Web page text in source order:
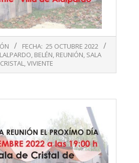
FECHA: 25 OCTUBRE 2022
, BELÉN, REUNIÓN, SALA
CRISTAL,VIVIENTE